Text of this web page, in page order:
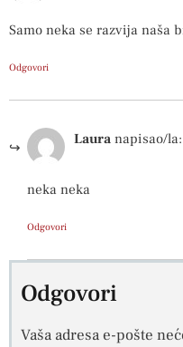
Samo neka se razvija naša
Odgovori
Laura napisao/la:
neka neka
Odgovori
Odgovori
Vaša adresa e-pošte